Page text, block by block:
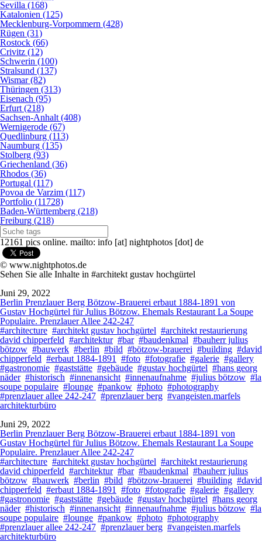
Sevilla (168)
Katalonien (125)
Mecklenburg-Vorpommern (428)
Rügen (31)
Rostock (66)
Crivitz (12)
Schwerin (100)
Stralsund (137)
Wismar (82)
Thüringen (313)
Eisenach (95)
Erfurt (218)
Sachsen-Anhalt (408)
Wernigerode (67)
Quedlinburg (113)
Naumburg (135)
Stolberg (93)
Griechenland (36)
Rhodos (36)
Portugal (117)
Povoa de Varzim (117)
Portfolio (11728)
Baden-Württemberg (218)
Freiburg (218)
12161 pics online. mailto: info [at] nightphotos [dot] de
© www.nightphotos.de
Sehen Sie alle Inhalte in #architekt gustav hochgürtel
Juni 29, 2022
Berlin Prenzlauer Berg Bötzow-Brauerei erbaut 1884-1891 von
Gustav Hochgürtel für Julius Bötzow. Ehemals Restaurant La Soupe
Populaire. Prenzlauer Allee 242-247
#architecture #architekt gustav hochgürtel #architekt restaurierung
david chipperfeld #architektur #bar #baudenkmal #bauherr julius
bötzow #bauwerk #berlin #bild #bötzow-brauerei #building #david
chipperfeld #erbaut 1884-1891 #foto #fotografie #galerie #gallery
#gastronomie #gaststätte #gebäude #gustav hochgürtel #hans georg
näder #historisch #innenansicht #innenaufnahme #julius bötzow #la
soupe populaire #lounge #pankow #photo #photography
#prenzlauer allee 242-247 #prenzlauer berg #vangeisten.marfels
architekturbüro
Juni 29, 2022
Berlin Prenzlauer Berg Bötzow-Brauerei erbaut 1884-1891 von
Gustav Hochgürtel für Julius Bötzow. Ehemals Restaurant La Soupe
Populaire. Prenzlauer Allee 242-247
#architecture #architekt gustav hochgürtel #architekt restaurierung
david chipperfeld #architektur #bar #baudenkmal #bauherr julius
bötzow #bauwerk #berlin #bild #bötzow-brauerei #building #david
chipperfeld #erbaut 1884-1891 #foto #fotografie #galerie #gallery
#gastronomie #gaststätte #gebäude #gustav hochgürtel #hans georg
näder #historisch #innenansicht #innenaufnahme #julius bötzow #la
soupe populaire #lounge #pankow #photo #photography
#prenzlauer allee 242-247 #prenzlauer berg #vangeisten.marfels
architekturbüro